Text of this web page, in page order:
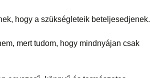
a szükségleteik beteljesedjenek.
tudom, hogy mindnyájan csak